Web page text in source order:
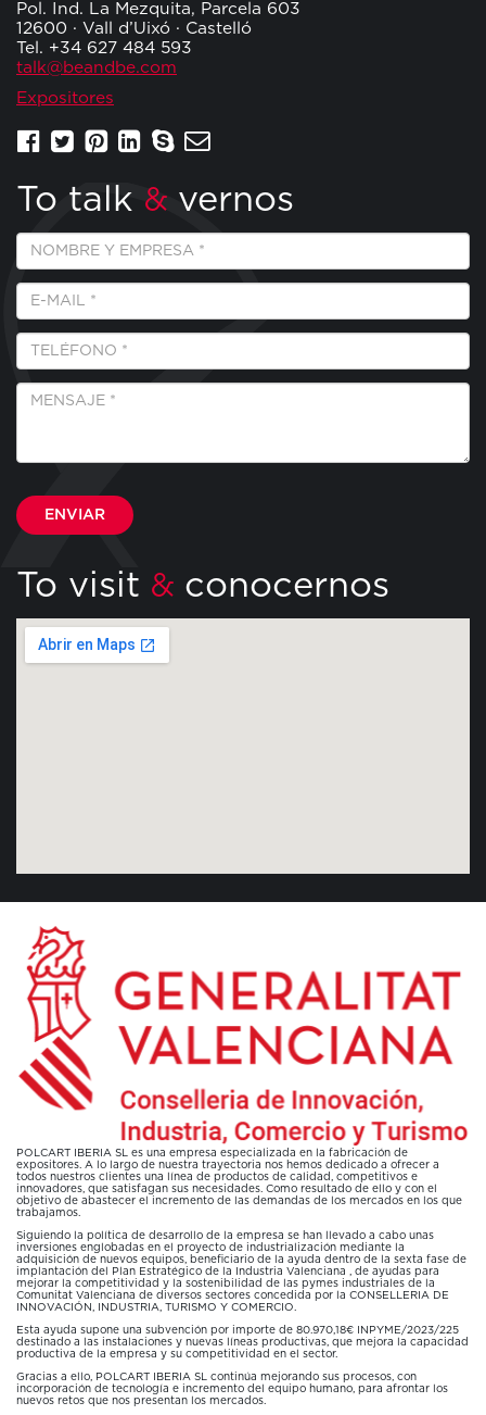
Pol. Ind. La Mezquita, Parcela 603
12600 · Vall d’Uixó · Castelló
Tel. +34 627 484 593
talk@beandbe.com
Expositores
To talk & vernos
Empresa
Nombre
E-
Mail
*
Teléfono
Mensaje
To visit & conocernos
POLCART IBERIA SL es una empresa especializada en la fabricación de
expositores. A lo largo de nuestra trayectoria nos hemos dedicado a ofrecer a
todos nuestros clientes una línea de productos de calidad, competitivos e
innovadores, que satisfagan sus necesidades. Como resultado de ello y con el
objetivo de abastecer el incremento de las demandas de los mercados en los que
trabajamos.
Siguiendo la política de desarrollo de la empresa se han llevado a cabo unas
inversiones englobadas en el proyecto de industrialización mediante la
adquisición de nuevos equipos, beneficiario de la ayuda dentro de la sexta fase de
implantación del Plan Estratégico de la Industria Valenciana , de ayudas para
mejorar la competitividad y la sostenibilidad de las pymes industriales de la
Comunitat Valenciana de diversos sectores concedida por la CONSELLERIA DE
INNOVACIÓN, INDUSTRIA, TURISMO Y COMERCIO.
Esta ayuda supone una subvención por importe de 80.970,18€ INPYME/2023/225
destinado a las instalaciones y nuevas líneas productivas, que mejora la capacidad
productiva de la empresa y su competitividad en el sector.
Gracias a ello, POLCART IBERIA SL continúa mejorando sus procesos, con
incorporación de tecnología e incremento del equipo humano, para afrontar los
nuevos retos que nos presentan los mercados.